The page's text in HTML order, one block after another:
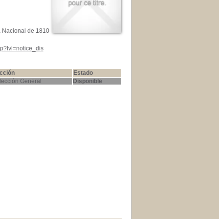
Nacional de 1810
Estado
General
Disponible